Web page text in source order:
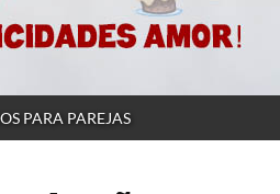
PARA PAREJAS